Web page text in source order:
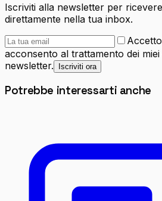
Iscriviti alla newsletter per
direttamente nella tua inbox.
acconsento al trattamento dei
newsletter.
Iscriviti ora
Potrebbe interessarti anche